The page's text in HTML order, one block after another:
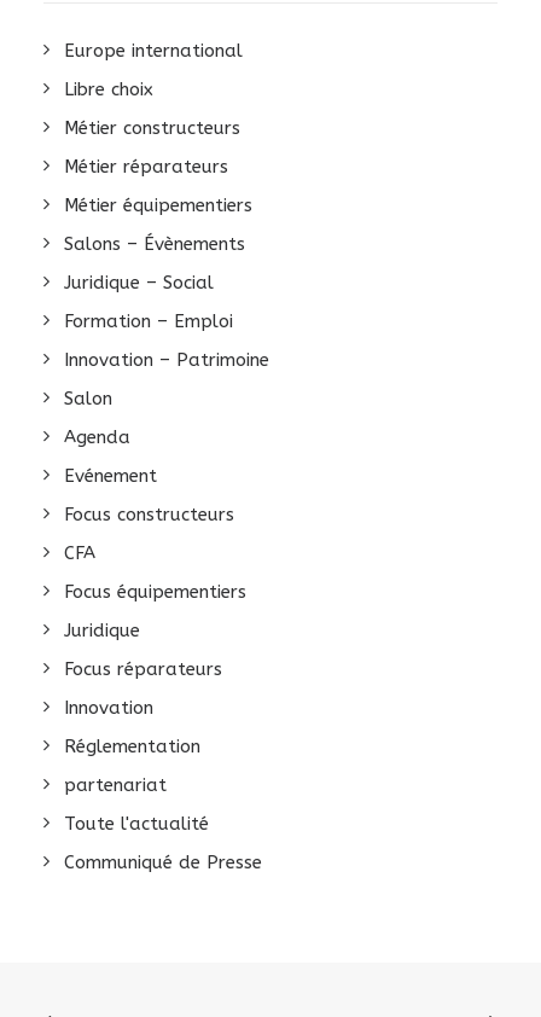
Europe international
Libre choix
Métier constructeurs
Métier réparateurs
Métier équipementiers
Salons – Évènements
Juridique – Social
Formation – Emploi
Innovation – Patrimoine
Salon
Agenda
Evénement
Focus constructeurs
CFA
Focus équipementiers
Juridique
Focus réparateurs
Innovation
Réglementation
partenariat
Toute l'actualité
Communiqué de Presse